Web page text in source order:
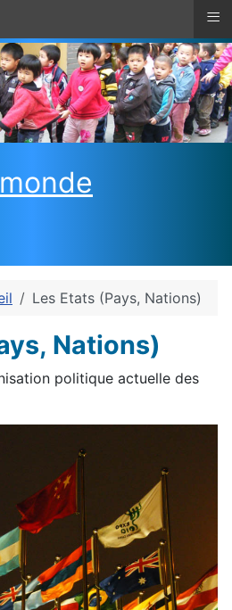
Les Etats (Pays, Nations)
Nations)
politique actuelle des
≡